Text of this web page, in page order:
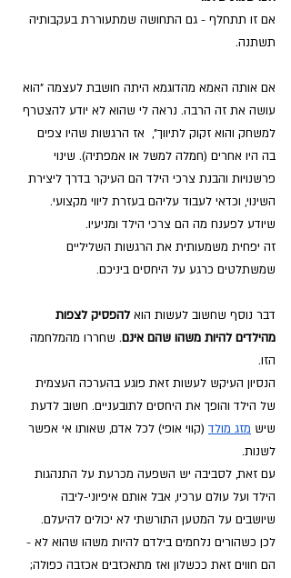
אם זו תתחלף - גם התחושה שמתעוררת בעקבותיה
תשתנה.
אם אותה האמא מהדוגמא היתה חושבת לעצמה "הוא
עושה את זה הרבה. נראה לי שהוא לא יודע להצטרף
למשחק והוא זקוק לתיווך",  אז הרגשות שהיו צפים
בה היו אחרים (חמלה למשל או אמפתיה). שינוי
פרשנויות והבנת צרכי הילד הם העיקר בדרך ליצירת
השינוי, וכדאי לעבוד עליהם בעזרת ליווי מקצועי.
שיודע לפענח מה הם צרכי הילד ומניעיו.
זה יפחית משמעותית את הרגשות השליליים
שמשתלטים כרגע על היחסים ביניכם.
דבר נוסף שחשוב לעשות הוא להפסיק לצפות
מהילדים להיות משהו שהם אינם. שחררו מהמלחמה
הזו.
הנסיון העיקש לעשות זאת פוגע בהערכה העצמית
של הילד והופך את היחסים לתובעניים. חשוב לדעת
שיש מזג מולד (קווי אופי) לכל אדם, שאותו אי אפשר
לשנות.
עם זאת, לסביבה יש השפעה מכרעת על התנהגות
הילד ועל עולם ערכיו, אבל אותם איפיוני-ליבה
שיושבים על המטען התורשתי לא יכולים להיעלם.
לכן כשהורים נלחמים בילדם להיות משהו שהוא לא -
הם חווים זאת ככשלון ואז מתאכזבים אכזבה כפולה;